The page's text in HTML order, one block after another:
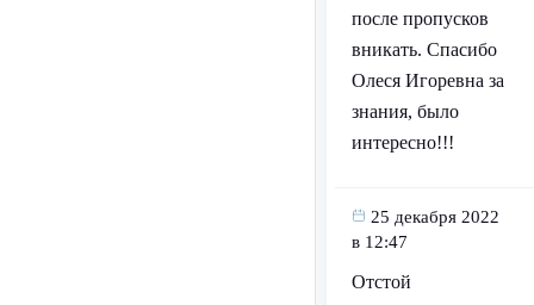
после пропусков
вникать. Спасибо
Олеся Игоревна за
знания, было
интересно!!!
25 декабря 2022
в 12:47
Отстой